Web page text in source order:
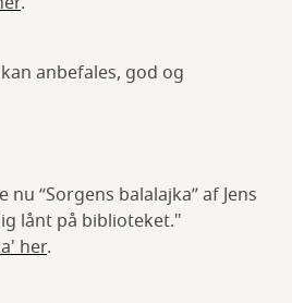
anbefales, god og
“Sorgens balalajka” af Jens
lånt på biblioteket."
her.